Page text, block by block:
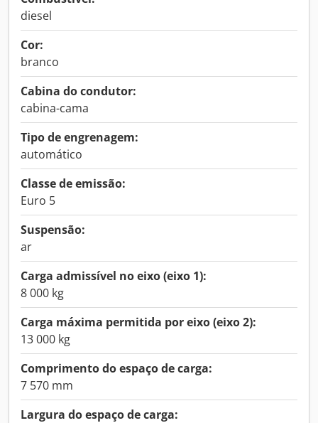
diesel
Cor:
branco
Cabina do condutor:
cabina-cama
Tipo de engrenagem:
automático
Classe de emissão:
Euro 5
Suspensão:
ar
Carga admissível no eixo (eixo 1):
8 000 kg
Carga máxima permitida por eixo (eixo 2):
13 000 kg
Comprimento do espaço de carga:
7 570 mm
Largura do espaço de carga: